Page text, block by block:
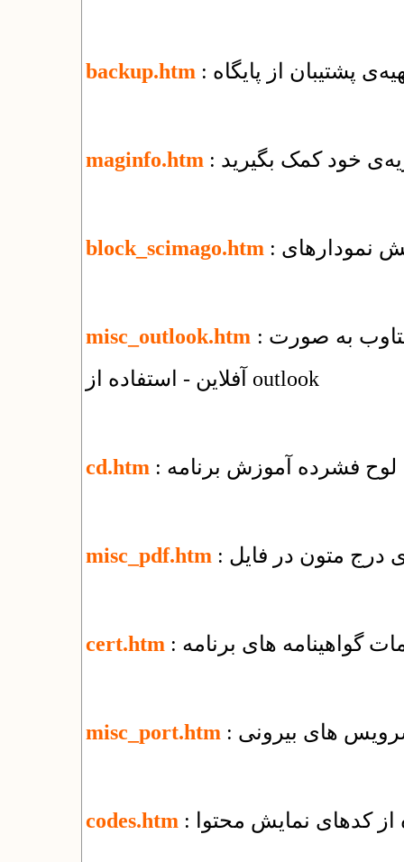
backup.htm پشتیبان از پایگاه
maginfo.htm خود کمک بگیرید
block_scimago.htm
misc_outlook.htm : راهنمای استفاده از سرویس ایمیل شرکت یکتاوب به صورت
آفلاین - استفاده از outlook
cd.htm : لوح فشرده آموزش برنامه
misc_pdf.htm
cert.htm گواهینامه های برنامه
misc_port.htm های بیرونی
codes.htm از کدهای نمایش محتوا